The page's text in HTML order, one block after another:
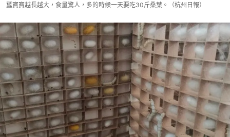
蠶寶寶越長越大，食量驚人，多的時候一天要吃30斤桑葉。（杭州日報）